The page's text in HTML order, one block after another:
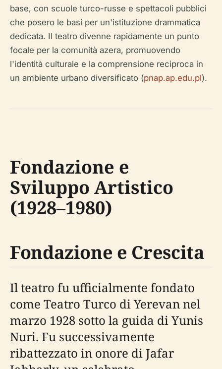
base, con scuole turco-russe e spettacoli pubblici
che posero le basi per un'istituzione drammatica
dedicata. Il teatro divenne rapidamente un punto
focale per la comunità azera, promuovendo
l'identità culturale e la comprensione reciproca in
un ambiente urbano diversificato (pnap.ap.edu.pl).
Fondazione e
Sviluppo Artistico
(1928–1980)
Fondazione e Crescita
Il teatro fu ufficialmente fondato
come Teatro Turco di Yerevan nel
marzo 1928 sotto la guida di Yunis
Nuri. Fu successivamente
ribattezzato in onore di Jafar